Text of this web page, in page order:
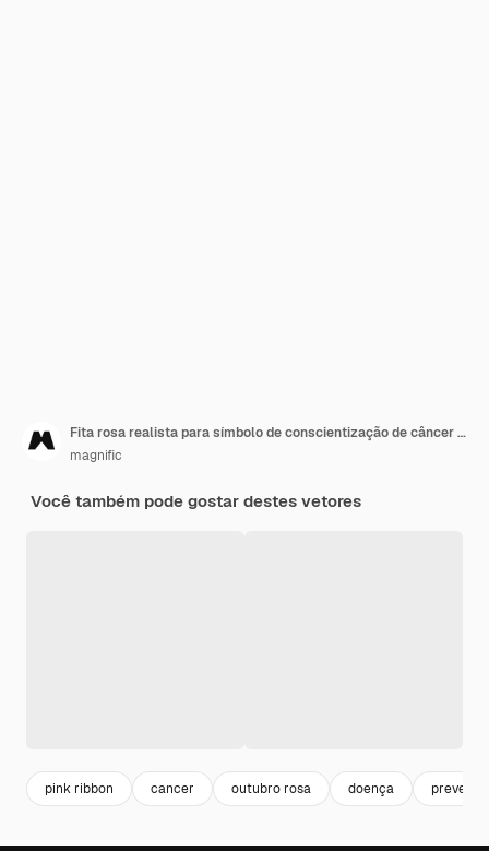
Fita rosa realista para símbolo de conscientização de câncer de mama
magnific
Você também pode gostar destes vetores
pink ribbon cancer outubro rosa doença